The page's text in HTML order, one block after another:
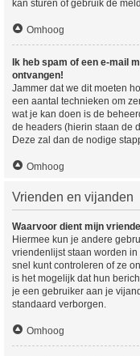
kan sturen of gebruik de
Omhoog
Ik heb spam of een e-mail
ontvangen!
Jammer dat we dit moeten
een aantal technieken om
wat je kan doen is de
de headers (hierin staan de
Deze zal dan de nodige
Omhoog
Vrienden en vijanden
Waarvoor dient mijn
Hiermee kun je andere
vriendenlijst staan worden
snel kunt controleren of ze
is het mogelijk dat hun
je een gebruiker aan je
standaard verborgen.
Omhoog